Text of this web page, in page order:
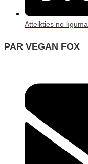
Atteikties no līguma
PAR VEGAN FOX